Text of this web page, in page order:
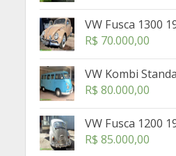
VW Fusca 1300
R$ 70.000,00
VW Kombi
R$ 80.000,00
VW Fusca 1200
R$ 85.000,00